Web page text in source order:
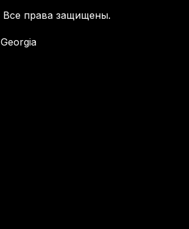
Все права защищены.
Georgia